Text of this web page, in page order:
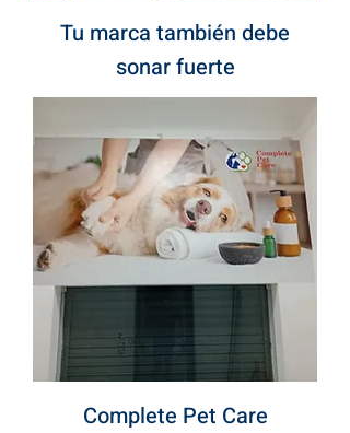
Tu marca también debe
sonar fuerte
Complete Pet Care